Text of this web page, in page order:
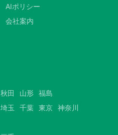
AIポリシー
会社案内
秋田 山形 福島
埼玉 千葉 東京 神奈川